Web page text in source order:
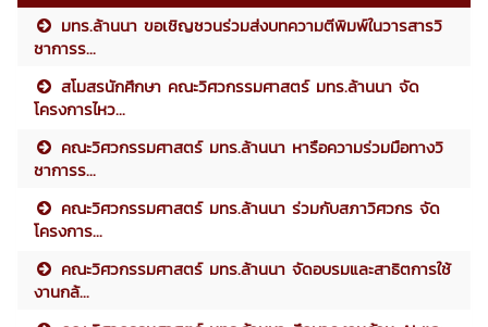
มทร.ล้านนา ขอเชิญชวนร่วมส่งบทความตีพิมพ์ในวารสารวิ
ชาการร...
สโมสรนักศึกษา คณะวิศวกรรมศาสตร์ มทร.ล้านนา จัด
โครงการไหว...
คณะวิศวกรรมศาสตร์ มทร.ล้านนา หารือความร่วมมือทางวิ
ชาการร...
คณะวิศวกรรมศาสตร์ มทร.ล้านนา ร่วมกับสภาวิศวกร จัด
โครงการ...
คณะวิศวกรรมศาสตร์ มทร.ล้านนา จัดอบรมและสาธิตการใช้
งานกล้...